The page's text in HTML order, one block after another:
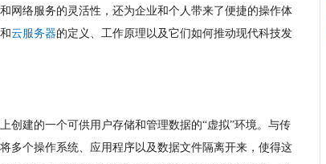
网络服务的灵活性，还为企业和个人带来了便捷的操作体
云服务器的定义、工作原理以及它们如何推动现代科技发
创建的一个可供用户存储和管理数据的“虚拟”环境。与传
多个操作系统、应用程序以及数据文件隔离开来，使得这